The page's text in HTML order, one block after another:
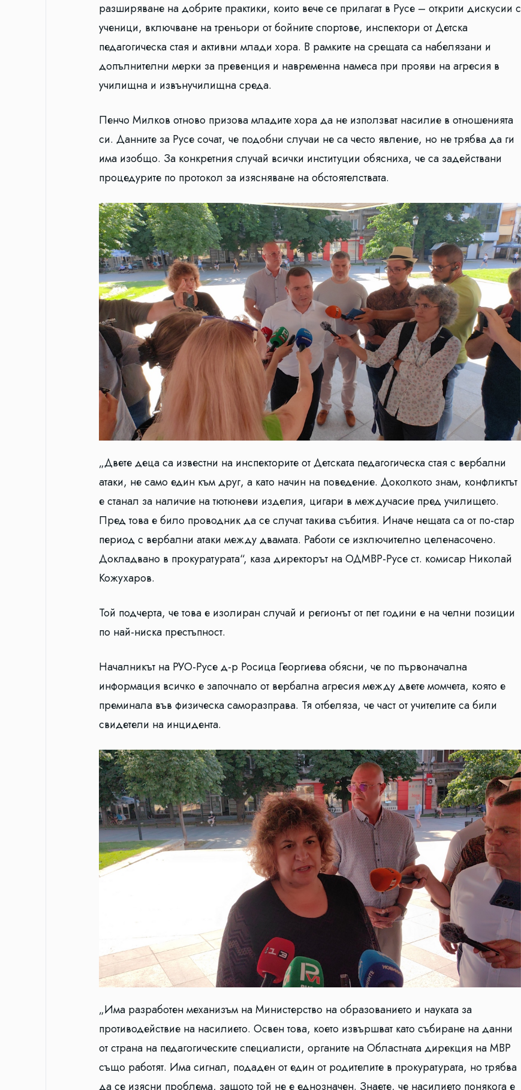
разширяване на добрите практики, които вече се прилагат в Русе – открити дискусии с
ученици, включване на треньори от бойните спортове, инспектори от Детска
педагогическа стая и активни млади хора. В рамките на срещата са набелязани и
допълнителни мерки за превенция и навременна намеса при прояви на агресия в
училищна и извънучилищна среда.
Пенчо Милков отново призова младите хора да не използват насилие в отношенията
си. Данните за Русе сочат, че подобни случаи не са често явление, но не трябва да ги
има изобщо. За конкретния случай всички институции обясниха, че са задействани
процедурите по протокол за изясняване на обстоятелствата.
„Двете деца са известни на инспекторите от Детската педагогическа стая с вербални
атаки, не само един към друг, а като начин на поведение. Доколкото знам, конфликтът
е станал за наличие на тютюневи изделия, цигари в междучасие пред училището.
Пред това е било проводник да се случат такива събития. Иначе нещата са от по-стар
период с вербални атаки между двамата. Работи се изключително целенасочено.
Докладвано в прокуратурата“, каза директорът на ОДМВР-Русе ст. комисар Николай
Кожухаров.
Той подчерта, че това е изолиран случай и регионът от пет години е на челни позиции
по най-ниска престъпност.
Началникът на РУО-Русе д-р Росица Георгиева обясни, че по първоначална
информация всичко е започнало от вербална агресия между двете момчета, която е
преминала във физическа саморазправа. Тя отбеляза, че част от учителите са били
свидетели на инцидента.
„Има разработен механизъм на Министерство на образованието и науката за
противодействие на насилието. Освен това, което извършват като събиране на данни
от страна на педагогическите специалисти, органите на Областната дирекция на МВР
също работят. Има сигнал, подаден от един от родителите в прокуратурата, но трябва
да се изясни проблема, защото той не е еднозначен. Знаете, че насилието понякога е